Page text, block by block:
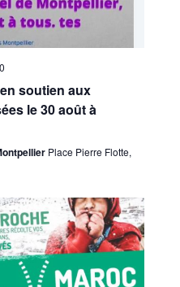
soutien aux
le 30 août à
Place Pierre Flotte,